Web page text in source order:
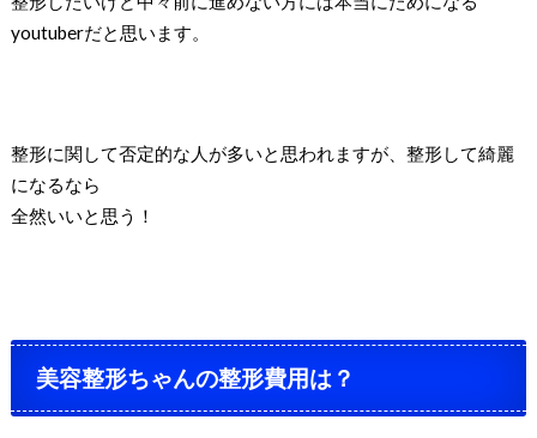
youtuberだと思います。
整形に関して否定的な人が多いと思われますが、整形して綺麗
になるなら
全然いいと思う！
美容整形ちゃんの整形費用は？